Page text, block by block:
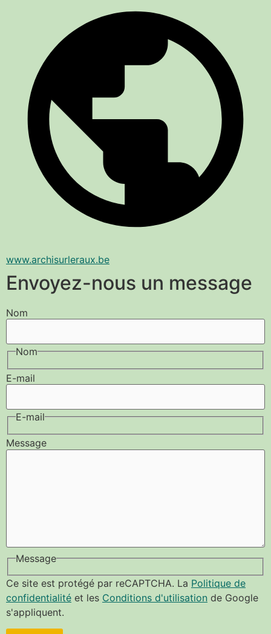
www.archisurleraux.be
Envoyez-nous un message
Nom
Nom
E-mail
E-mail
Message
Message
Ce site est protégé par reCAPTCHA. La Politique de
confidentialité et les Conditions d'utilisation de Google
s'appliquent.